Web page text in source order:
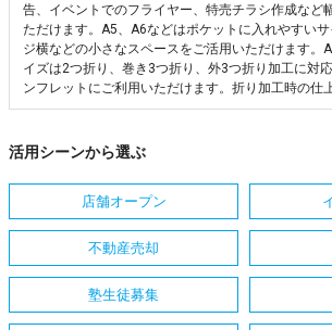
告、イベントでのフライヤー、特売チラシ作成など
ただけます。A5、A6などはポケットに入れやすい
ジ横などの小さなスペースをご活用いただけます。
イズは2つ折り、巻き3つ折り、外3つ折り加工に対
ンフレットにご利用いただけます。折り加工時の仕
活用シーンから選ぶ
店舗オープン
不動産売却
塾生徒募集